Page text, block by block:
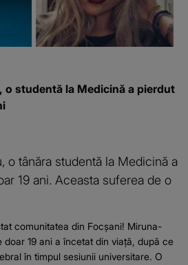
o studentă la Medicină a pierdut
o tânăra studentă la Medicină a
19 ani. Aceasta suferea de o
comunitatea din Focșani! Miruna-
doar 19 ani a încetat din viață, după ce
în timpul sesiunii universitare. O